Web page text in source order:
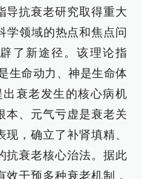
导抗衰老研究取得重大
学领域的热点和焦点问
了新途径。该理论指
生命动力、神是生命体
衰老发生的核心病机
、元气亏虚是衰老关
，确立了补肾填精、
抗衰老核心治法。据此
干预多种衰老机制，